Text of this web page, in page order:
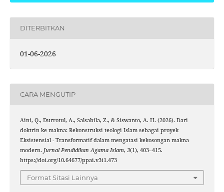
DITERBITKAN
01-06-2026
CARA MENGUTIP
Aini, Q., Durrotul, A., Salsabila, Z., & Siswanto, A. H. (2026). Dari
doktrin ke makna: Rekonstruksi teologi Islam sebagai proyek
Eksistensial - Transformatif dalam mengatasi kekosongan makna
modern. Jurnal Pendidikan Agama Islam, 3(1), 403–415.
https://doi.org/10.64677/ppai.v3i1.473
Format Sitasi Lainnya